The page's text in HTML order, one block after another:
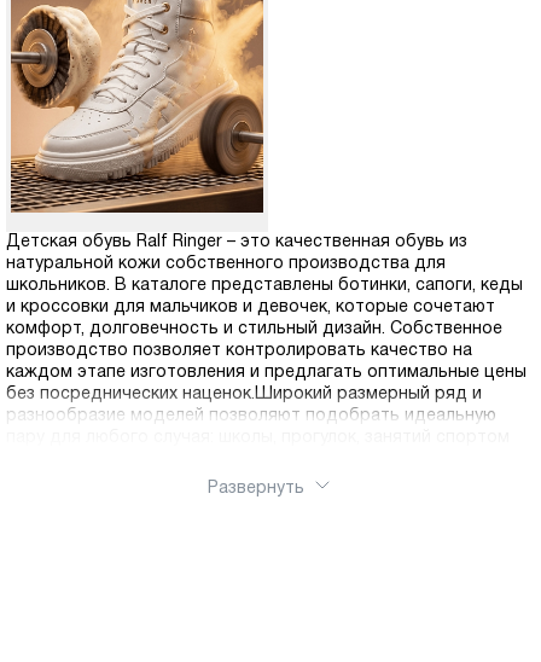
Детская обувь Ralf Ringer – это качественная обувь из
натуральной кожи собственного производства для
школьников. В каталоге представлены ботинки, сапоги, кеды
и кроссовки для мальчиков и девочек, которые сочетают
комфорт, долговечность и стильный дизайн. Собственное
производство позволяет контролировать качество на
каждом этапе изготовления и предлагать оптимальные цены
без посреднических наценок.Широкий размерный ряд и
разнообразие моделей позволяют подобрать идеальную
Развернуть